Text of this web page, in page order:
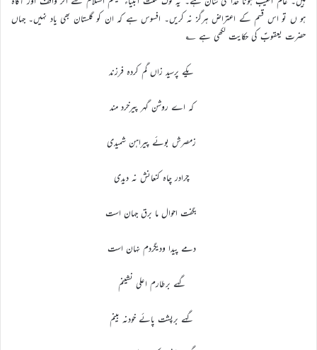
ہو ں تو اس قسم کے اعتراض ہرگز نہ کریں۔ افسوس ہے کہ ان کو گلستان بھی یاد نہیں۔ جہاں
حضرت یعقوبؑ کی حکایت لکھی ہے ؂
یکے پرسید زاں گم کردہ فرزند
کہ اے روشن گہر پیرخرد مند
زمصرش بوئے پیراہن شمیدی
چرادر چاہ کنعانش نہ دیدی
بگفت احوال ما برق جہان است
دمے پیدا ودیگردم نہان است
گہے برطارم اعلی نشینم
گہے برپشت پائے خودنہ بینم